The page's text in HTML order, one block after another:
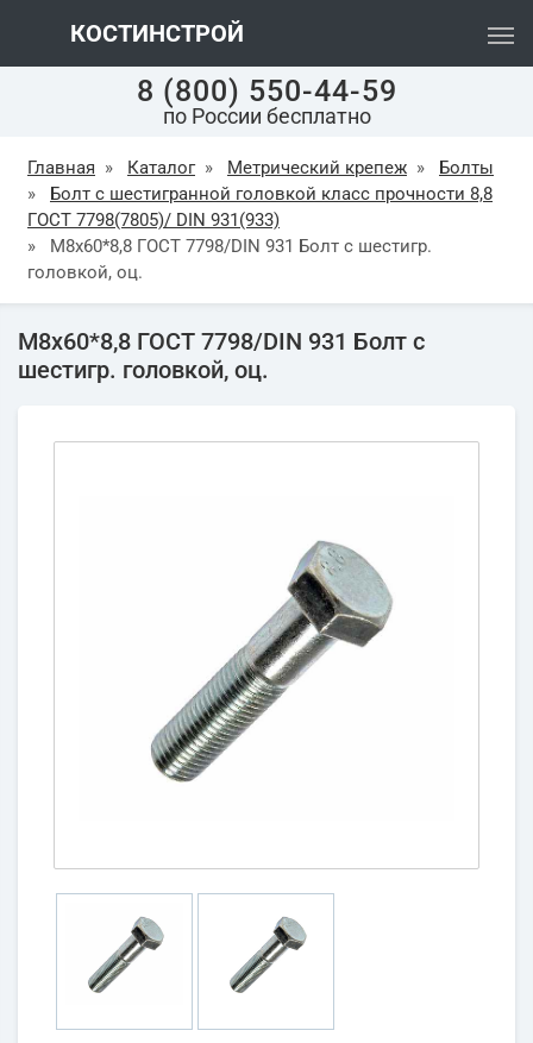
КОСТИНСТРОЙ
8 (800) 550-44-59
по России бесплатно
Главная » Каталог » Метрический крепеж »
Болты
»
Болт с шестигранной головкой класс прочности 8,8
ГОСТ 7798(7805)/ DIN 931(933)
»
М8х60*8,8 ГОСТ 7798/DIN 931 Болт с шестигр.
головкой, оц.
М8х60*8,8 ГОСТ 7798/DIN 931 Болт с
шестигр. головкой, оц.